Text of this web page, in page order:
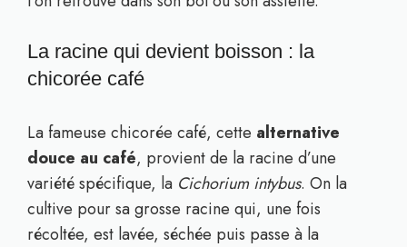
La racine qui devient boisson : la
chicorée café
La fameuse chicorée café, cette alternative
douce au café, provient de la racine d’une
variété spécifique, la Cichorium intybus. On la
cultive pour sa grosse racine qui, une fois
récoltée, est lavée, séchée puis passe à la